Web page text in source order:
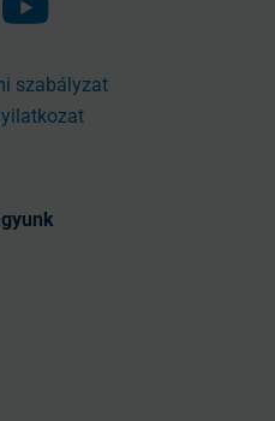
szabályzat